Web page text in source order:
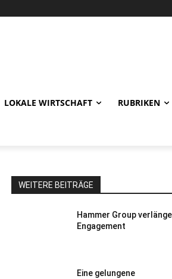
LOKALE WIRTSCHAFT RUBRIKEN
WEITERE BEITRÄGE
Hammer Group
Engagement
Eine gelungene